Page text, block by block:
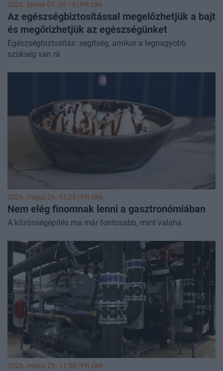
2026. június 01. 09:15 | PR cikk
Az egészségbiztosítással megelőzhetjük a bajt
és megőrizhetjük az egészségünket
Egészségbiztosítás: segítség, amikor a legnagyobb
szükség van rá
2026. május 29. 13:25 | PR cikk
Nem elég finomnak lenni a gasztronómiában
A közösségépítés ma már fontosabb, mint valaha.
2026. május 29. 11:50 | PR cikk